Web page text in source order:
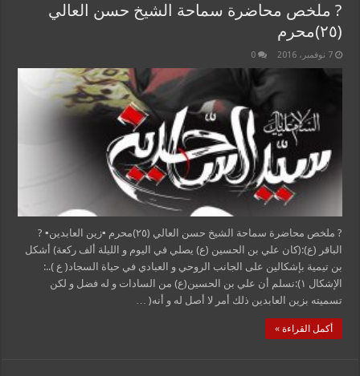
? ملخص محاضرة سماحة الشيخ حسن العالي
(٢٥)محرم
7 نوفمبر، 2016 0
? ملخص محاضرة سماحة الشيخ حسن العالي (٢٥)محرم ▪زين العابدين▪ ?
الباقر (ع):(كان علي بن الحسين (ع) يصلي في اليوم و الليلة ألف ركعة) أشكل
بن تيمية بإشكالين على الجانب الروحي و العبادي في حياة السجاد( ع )..:
الإشكال ١):نسلم أن علي بن الحسين(ع) من السادات و له فضل و لكن
تسميته بزين العابدين ذلك أمر لا أصل له و أنه( …
أكمل القراءة »